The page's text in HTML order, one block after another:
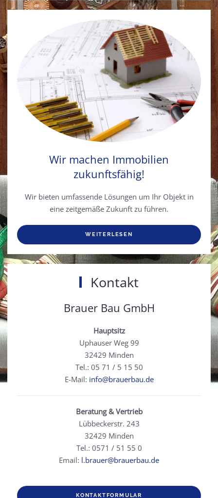
Wir machen Immobilien
zukunftsfähig!
Wir bieten umfassende Lösungen um Ihr Objekt in
eine zeitgemäße Zukunft zu führen.
WEITERLESEN
Kontakt
Brauer Bau GmbH
Hauptsitz
Uphauser Weg 99
32429 Minden
Tel.: 05 71 / 5 15 50
E-Mail: info@brauerbau.de
Beratung & Vertrieb
Lübbeckerstr. 243
32429 Minden
Tel.: 0571 / 51 55 0
Email: l.brauer@brauerbau.de
KONTAKTFORMULAR